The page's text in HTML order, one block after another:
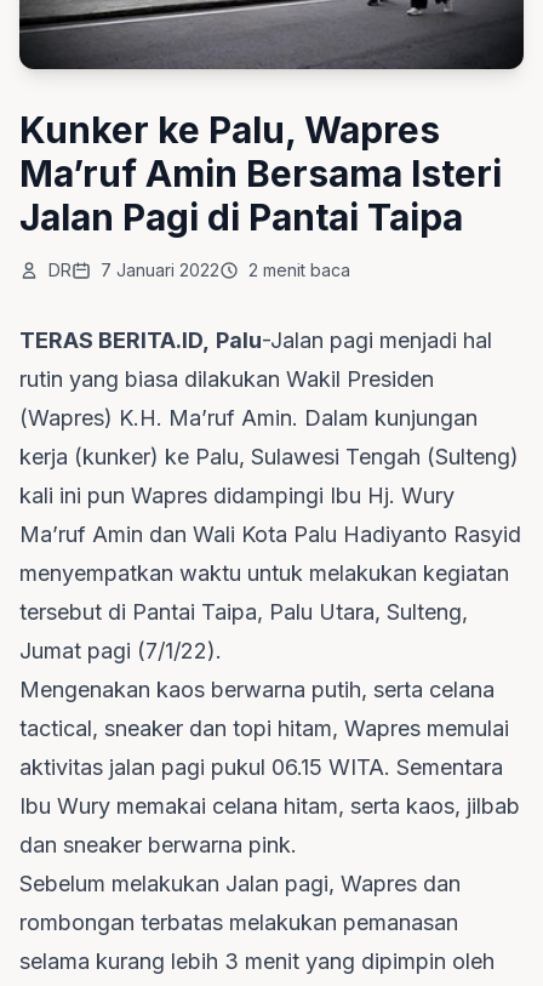
Kunker ke Palu, Wapres
Ma’ruf Amin Bersama Isteri
Jalan Pagi di Pantai Taipa
DR 7 Januari 2022 2 menit baca
TERAS BERITA.ID, Palu-Jalan pagi menjadi hal
rutin yang biasa dilakukan Wakil Presiden
(Wapres) K.H. Ma’ruf Amin. Dalam kunjungan
kerja (kunker) ke Palu, Sulawesi Tengah (Sulteng)
kali ini pun Wapres didampingi Ibu Hj. Wury
Ma’ruf Amin dan Wali Kota Palu Hadiyanto Rasyid
menyempatkan waktu untuk melakukan kegiatan
tersebut di Pantai Taipa, Palu Utara, Sulteng,
Jumat pagi (7/1/22).
Mengenakan kaos berwarna putih, serta celana
tactical, sneaker dan topi hitam, Wapres memulai
aktivitas jalan pagi pukul 06.15 WITA. Sementara
Ibu Wury memakai celana hitam, serta kaos, jilbab
dan sneaker berwarna pink.
Sebelum melakukan Jalan pagi, Wapres dan
rombongan terbatas melakukan pemanasan
selama kurang lebih 3 menit yang dipimpin oleh